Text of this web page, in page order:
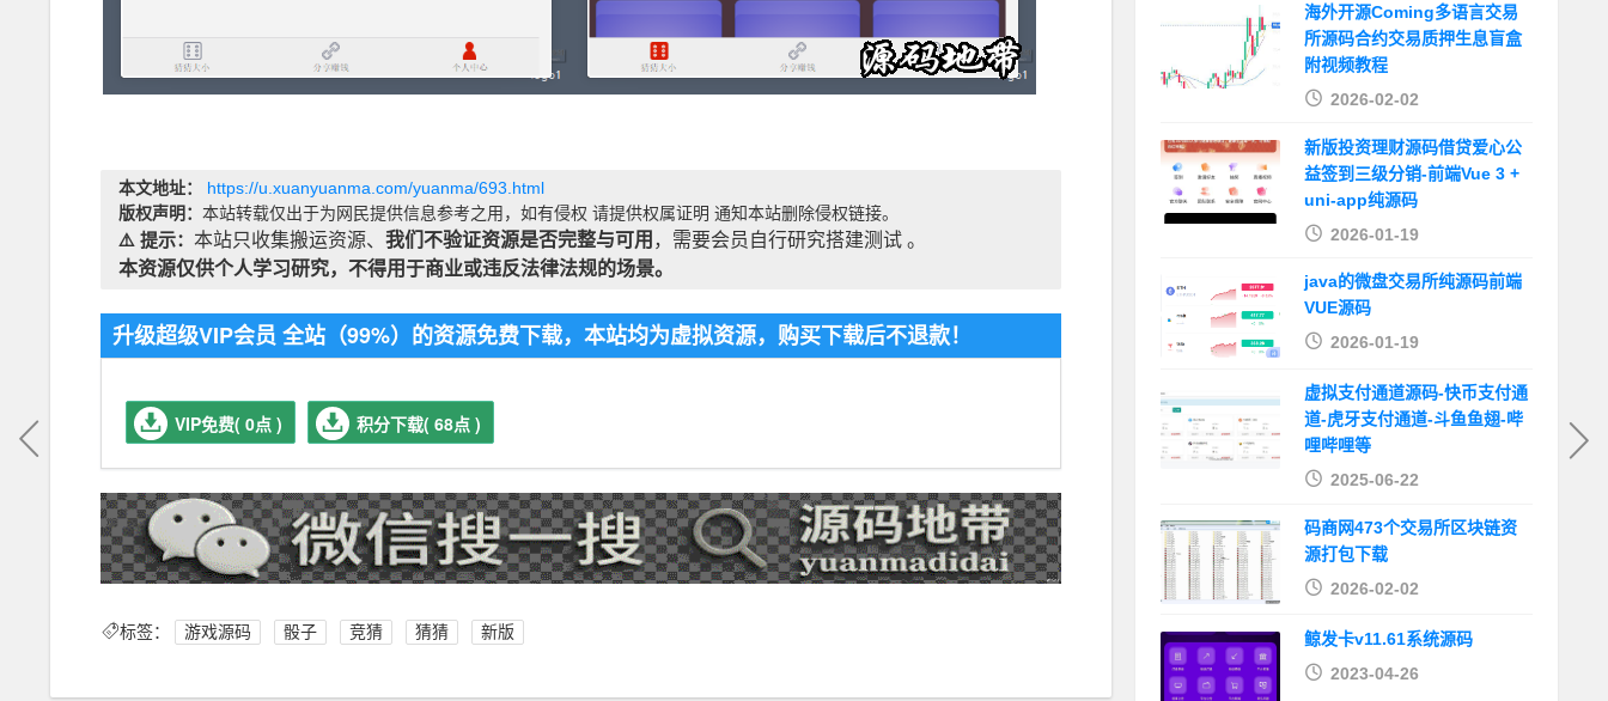
本文地址：
https://u.xuanyuanma.com/yuanma/693.html
版权声明： 本站转载仅出于为网民提供信息参考之用，如有侵权 请提供权属证明 通知本站删除侵权链接。
⚠️ 提示： 本站只收集搬运资源、 我们不验证资源是否完整与可用 ，需要会员自行研究搭建测试 。
本资源仅供个人学习研究，不得用于商业或违反法律法规的场景。
升级超级VIP会员 全站（99%）的资源免费下载，本站均为虚拟资源，购买下载后不退款！
VIP免费( 0点 ) 积分下载( 68点 )
标签： 游戏源码 骰子 竞猜 猜猜 新版
海外开源Coming多语言交易
所源码合约交易质押生息盲盒
附视频教程
2026-02-02
新版投资理财源码借贷爱心公
益签到三级分销-前端Vue 3 +
uni-app纯源码
2026-01-19
java的微盘交易所纯源码前端
VUE源码
2026-01-19
虚拟支付通道源码-快币支付通
道-虎牙支付通道-斗鱼鱼翅-哔
哩哔哩等
2025-06-22
码商网473个交易所区块链资
源打包下载
2026-02-02
鲸发卡v11.61系统源码
2023-04-26